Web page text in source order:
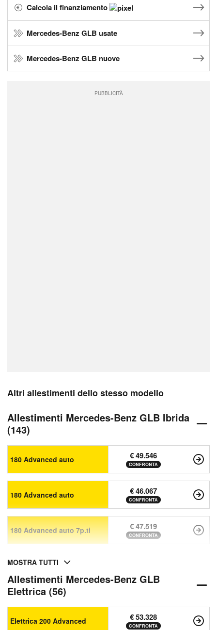
Calcola il finanziamento
Mercedes-Benz GLB usate
Mercedes-Benz GLB nuove
PUBBLICITÀ
Altri allestimenti dello stesso modello
Allestimenti Mercedes-Benz GLB Ibrida
(143)
180 Advanced auto € 49.546
CONFRONTA
180 Advanced auto € 46.067
CONFRONTA
180 Advanced auto 7p.ti € 47.519
CONFRONTA
MOSTRA TUTTI
Allestimenti Mercedes-Benz GLB
Elettrica (56)
Elettrica 200 Advanced € 53.328
CONFRONTA